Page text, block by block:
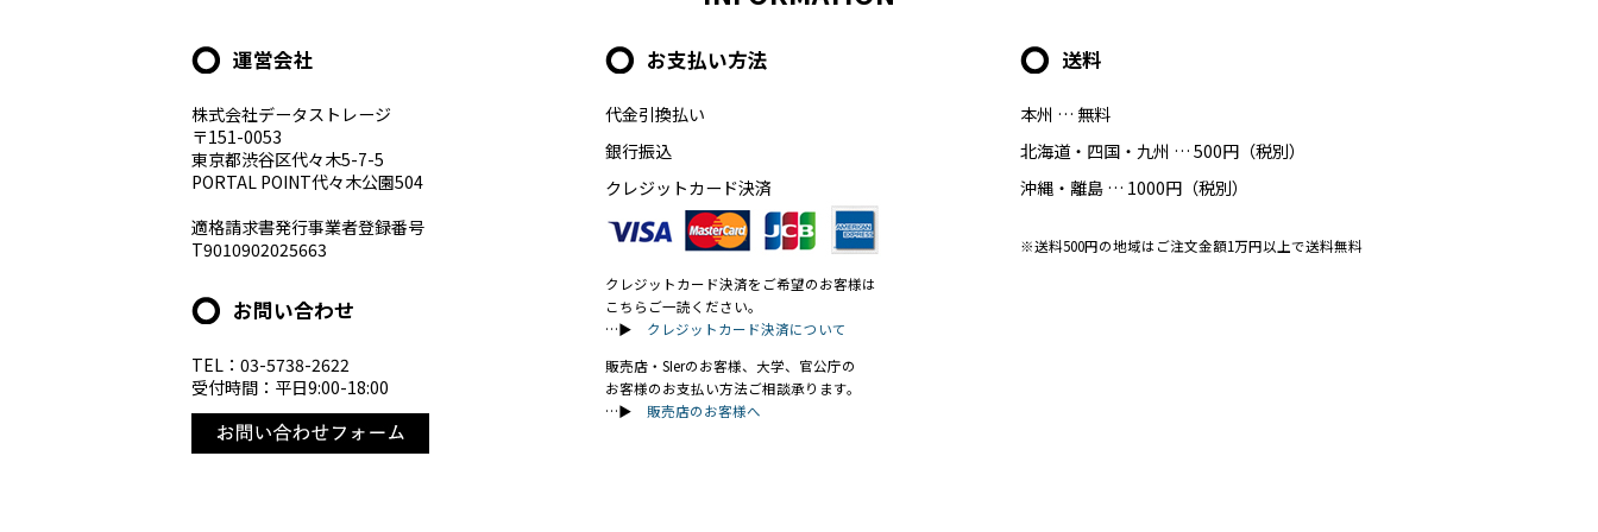
運営会社
株式会社データストレージ
〒151-0053
東京都渋谷区代々木5-7-5
PORTAL POINT代々木公園504
適格請求書発行事業者登録番号
T9010902025663
お問い合わせ
TEL：03-5738-2622
受付時間：平日9:00-18:00
お支払い方法
代金引換払い
銀行振込
クレジットカード決済
クレジットカード決済をご希望のお客様は
こちらご一読ください。
…▶ クレジットカード決済について
販売店・SIerのお客様、大学、官公庁の
お客様のお支払い方法ご相談承ります。
…▶ 販売店のお客様へ
送料
本州 … 無料
北海道・四国・九州 … 500円（税別）
沖縄・離島 … 1000円（税別）
※送料500円の地域はご注文金額1万円以上で送料無料